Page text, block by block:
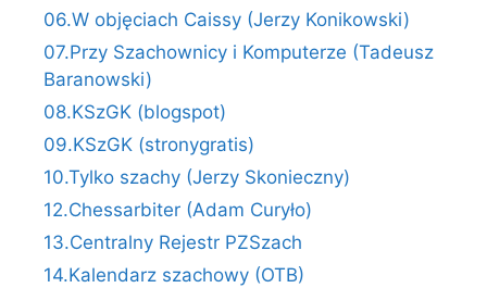
06.W objęciach Caissy (Jerzy Konikowski)
07.Przy Szachownicy i Komputerze (Tadeusz
Baranowski)
08.KSzGK (blogspot)
09.KSzGK (stronygratis)
10.Tylko szachy (Jerzy Skonieczny)
12.Chessarbiter (Adam Curyło)
13.Centralny Rejestr PZSzach
14.Kalendarz szachowy (OTB)